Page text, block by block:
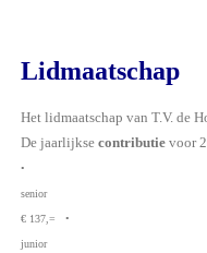
Lidmaatschap
Het lidmaatschap van T.V. de
De jaarlijksecontributie voor
•
senior
€ 137,= •
junior